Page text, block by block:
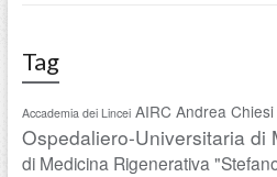
Tag
Accademia dei Lincei AIRC Andrea Chiesi
Ospedaliero-Universitaria di
di Medicina Rigenerativa